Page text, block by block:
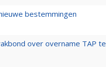
bestemmingen
over overname TAP te